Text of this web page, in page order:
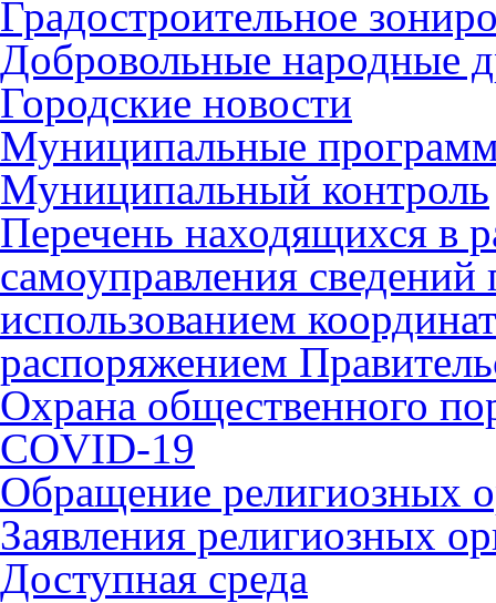
Градостроительное
Добровольные народные
Городские новости
Муниципальные
Муниципальный контроль
Перечень находящихся в
самоуправления
использованием
распоряжением
Охрана общественного
COVID-19
Обращение религиозных
Заявления религиозных
Доступная среда